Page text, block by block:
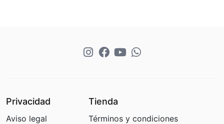
Privacidad
Aviso legal
Tienda
Términos y condiciones